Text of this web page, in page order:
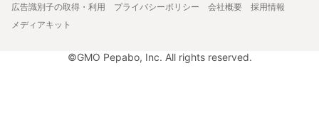
広告識別子の取得・利用
プライバシーポリシー 会社概要
採用情報
メディアキット
©GMO Pepabo, Inc. All rights reserved.